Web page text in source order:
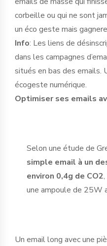
corbeille ou qui ne sont
un éco geste mais
Info: Les liens de
dans les campagnes
situés en bas des emails.
écogeste numérique.
Optimiser ses emails
Selon une étude de
simple email à un
environ 0,4g de CO2
une ampoule de 25W
Un email long avec une